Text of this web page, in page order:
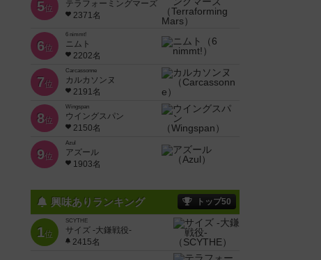
5位
テラフォーミングマーズ
2371名
6位
6 nimmt!
ニムト
2202名
7位
Carcassonne
カルカソンヌ
2191名
8位
Wingspan
ウイングスパン
2150名
9位
Azul
アズール
1903名
興味ありランキング トップ50
1位
SCYTHE
サイズ -大鎌戦役-
2415名